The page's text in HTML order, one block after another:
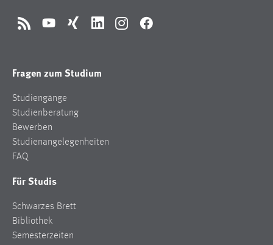
RSS YouTubeXing LinkedInInstagramFacebook
Fragen zum Studium
Studiengänge
Studienberatung
Bewerben
Studienangelegenheiten
FAQ
Für Studis
Schwarzes Brett
Bibliothek
Semesterzeiten
Max. 13 Monate
MARKETING
verwendet, um personalisierte Werbung anzuzeigen.
Sie tun dies, indem sie Besucher über Websites
hinweg verfolgen.
Name:
Anbieter:
Google Ireland Limited